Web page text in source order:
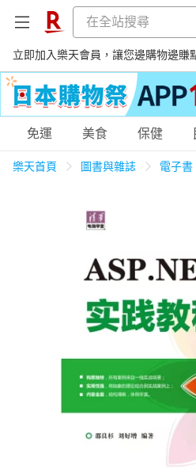
立即加入樂天會員，讓您邊購物邊賺
購物網分類
3C家電
日本購物 電子/紙本書
免運 美食 保健
樂天首頁 圖書與雜誌 電子書